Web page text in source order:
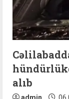
d
i
n
g
alıb
admin